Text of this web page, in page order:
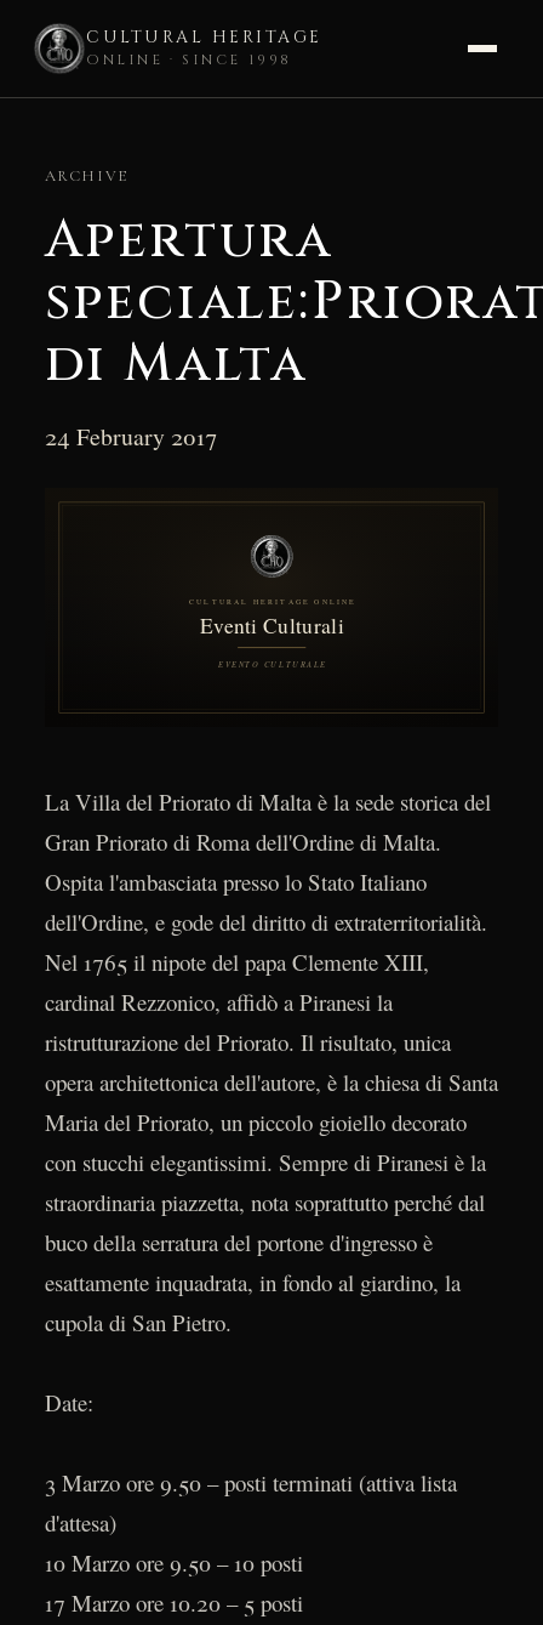
CULTURAL HERITAGE
ONLINE · SINCE 1998
contentARCHIVE
Apertura
di Malta
24 February 2017
La Villa del Priorato di Malta è la sede storica del
Gran Priorato di Roma dell'Ordine di Malta.
Ospita l'ambasciata presso lo Stato Italiano
dell'Ordine, e gode del diritto di extraterritorialità.
Nel 1765 il nipote del papa Clemente XIII,
cardinal Rezzonico, affidò a Piranesi la
ristrutturazione del Priorato. Il risultato, unica
opera architettonica dell'autore, è la chiesa di Santa
Maria del Priorato, un piccolo gioiello decorato
con stucchi elegantissimi. Sempre di Piranesi è la
straordinaria piazzetta, nota soprattutto perché dal
buco della serratura del portone d'ingresso è
esattamente inquadrata, in fondo al giardino, la
cupola di San Pietro.
Date:
3 Marzo ore 9.50 – posti terminati (attiva lista
d'attesa)
10 Marzo ore 9.50 – 10 posti
17 Marzo ore 10.20 – 5 posti